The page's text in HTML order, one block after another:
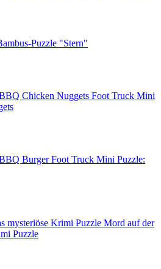
Puzzle "Stern"
Foot Truck Mini
Foot Truck Mini Puzzle:
Mord auf der
Puzzle